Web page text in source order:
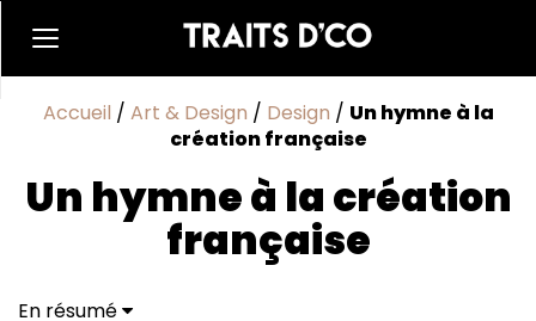
Accueil / Art & Design / Design / Un hymne à la
création française
Un hymne à la création
française
En résumé